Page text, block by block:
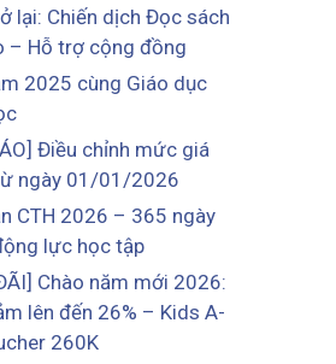
lại: Chiến dịch Đọc sách
– Hỗ trợ cộng đồng
2025 cùng Giáo dục
Điều chỉnh mức giá
ngày 01/01/2026
CTH 2026 – 365 ngày
lực học tập
Chào năm mới 2026:
lên đến 26% – Kids A-
260K